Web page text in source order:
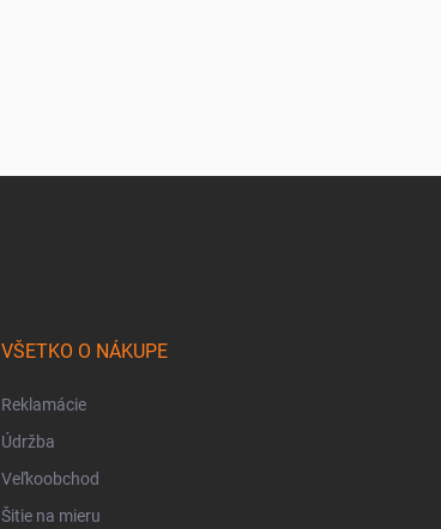
VŠETKO O NÁKUPE
Reklamácie
Údržba
Veľkoobchod
Šitie na mieru